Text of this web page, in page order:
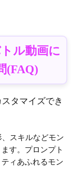
ル動画に
(FAQ)
タマイズでき
スキルなどモン
す。プロンプト
ィあふれるモン